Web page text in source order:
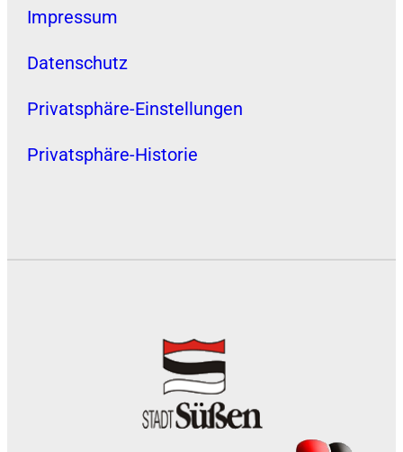
Impressum
Datenschutz
Privatsphäre-Einstellungen
Privatsphäre-Historie